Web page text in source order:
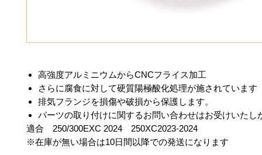
高強度アルミニウムからCNCフライス加工
さらに腐食に対して硬質陽極酸化処理が施されています
排気フランジを損傷や破損から保護します。
パーツの取り付けに関するお問い合わせはお受けいたし
適合 250/300EXC 2024 250XC2023-2024
※在庫が無い場合は10日間以降での発送になります